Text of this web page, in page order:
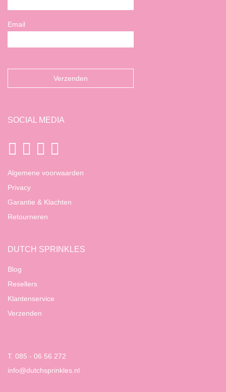
Email
SOCIAL MEDIA
Algemene voorwaarden
Privacy
Garantie & Klachten
Retourneren
DUTCH SPRINKLES
Blog
Resellers
Klantenservice
Verzenden
T. 085 - 06 56 272
info@dutchsprinkles.nl